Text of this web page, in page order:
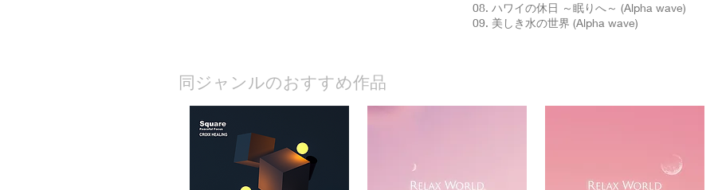
08. ハワイの休日 ～眠りへ～ (Alpha wave)
09. 美しき水の世界 (Alpha wave)
​同ジャンルのおすすめ作品